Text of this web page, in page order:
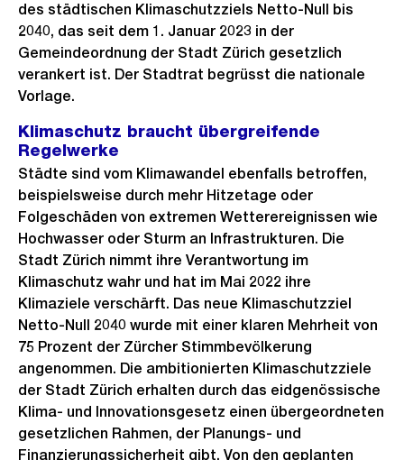
des städtischen Klimaschutzziels Netto-Null bis
2040, das seit dem 1. Januar 2023 in der
Gemeindeordnung der Stadt Zürich gesetzlich
verankert ist. Der Stadtrat begrüsst die nationale
Vorlage.
Klimaschutz braucht übergreifende
Regelwerke
Städte sind vom Klimawandel ebenfalls betroffen,
beispielsweise durch mehr Hitzetage oder
Folgeschäden von extremen Wetterereignissen wie
Hochwasser oder Sturm an Infrastrukturen. Die
Stadt Zürich nimmt ihre Verantwortung im
Klimaschutz wahr und hat im Mai 2022 ihre
Klimaziele verschärft. Das neue Klimaschutzziel
Netto-Null 2040 wurde mit einer klaren Mehrheit von
75 Prozent der Zürcher Stimmbevölkerung
angenommen. Die ambitionierten Klimaschutzziele
der Stadt Zürich erhalten durch das eidgenössische
Klima- und Innovationsgesetz einen übergeordneten
gesetzlichen Rahmen, der Planungs- und
Finanzierungssicherheit gibt. Von den geplanten